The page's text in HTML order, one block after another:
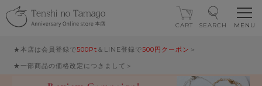
★本店は会員登録で500Pt ＆LINE登録で500円クーポン ＞
★一部商品の価格改定につきまして＞
CART SEARCH